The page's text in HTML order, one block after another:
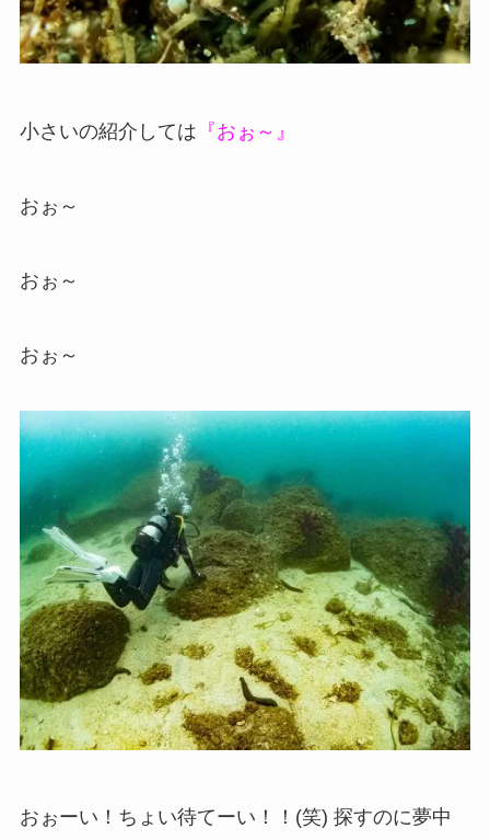
小さいの紹介しては 『おぉ～』
おぉ～
おぉ～
おぉ～
おぉーい！ちょい待てーい！！(笑) 探すのに夢中